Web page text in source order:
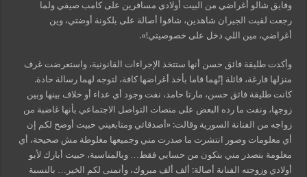
وفايق شالو أغراضي من البيت أولادي مسافرين على كامب صيفي ولما
رجعت لقيت الجيران شاهدين، شافوا أصالة على بلكونة أوضتي، وين
أغراضي، مين اللي دخل على خصوصيتي!».
وأكدت طليقة فائق حسن أنها ستتخذ الإجراءات القانونية، واستعرضت غرف
منزلها فارغة، قائلة إنّهما قاما بأخذ أغراضها كافة، لتوجه لهما رسالة حادة.
كانت طليقة فائق حسن، مارتا حامد، نفت وجود أي عداء أو خلاف بينها وبين
زوجها، ونفت ما رده البعض على منصات التواصل الاجتماعي بأنها غاضبة من
زواجه من الفنانة السورية وقالت: «أصدقائي ومتابعيني حبيت أوضح لكم إن
أي معلومات وصور انتشرت ما صدرت مني وجميعها مغلوطة مش صحيحة، أي
معلومة بتصدر مني بتكون من حسابي فقط… وبالمناسبة، حبيت أبارك لأبو
أولادي وزوجته الفنانة أصالة: ألف ألف مبروك، وأتمنى لكم الخير… بالنسبة